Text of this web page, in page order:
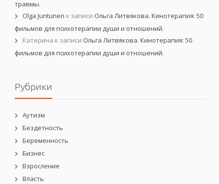
травмы.
Olga Juntunen к записи Ольга Литвякова. Кинотерапия: 50
фильмов для психотерапии души и отношений.
Катерина к записи Ольга Литвякова. Кинотерапия: 50
фильмов для психотерапии души и отношений.
Рубрики
Аутизм
Бездетность
Беременность
Бизнес
Взросление
Власть